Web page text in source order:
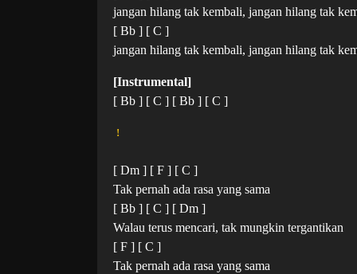
jangan hilang tak kembali, jangan hilang tak
[ Bb ] [ C ]
jangan hilang tak kembali, jangan hilang tak
[Instrumental]
[ Bb ] [ C ] [ Bb ] [ C ]
!
[ Dm ] [ F ] [ C ]
Tak pernah ada rasa yang sama
[ Bb ] [ C ] [ Dm ]
Walau terus mencari, tak mungkin tergantikan
[ F ] [ C ]
Tak pernah ada rasa yang sama